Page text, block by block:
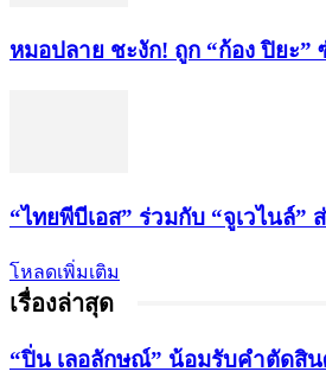
หมอปลาย ชะงัก! ถูก “ก้อง ปิยะ”
“ไทยพีบีเอส” ร่วมกับ “จูเวไนล์
โหลดเพิ่มเติม
เรื่องล่าสุด
“ปิ่น เลอลักษณ์” น้อมรับคำตัดสิ